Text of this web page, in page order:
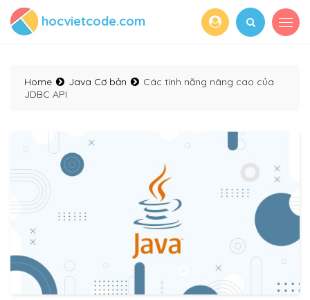
hocvietcode.com
Home Java Cơ bản
Các tính năng nâng cao của
JDBC API